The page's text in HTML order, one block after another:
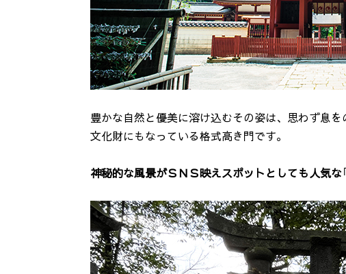
豊かな自然と優美に溶け込むその姿は、思わず息
文化財にもなっている格式高き門です。
神秘的な風景がＳＮＳ映えスポットとしても人気な「